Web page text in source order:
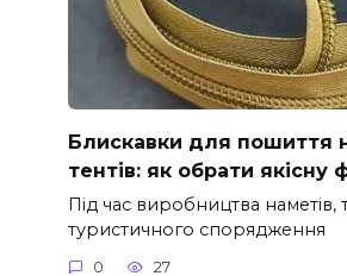
Блискавки для пошиття
тентів: як обрати якісну
Під час виробництва наметів,
туристичного спорядження
0 27